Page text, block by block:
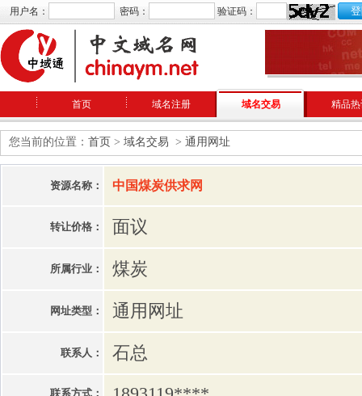
用户名： 密码： 验证码：
首页 域名注册 域名交易 精品
您当前的位置： 首页 > 域名交易 > 通用网址
资源名称： 中国煤炭供求网
转让价格： 面议
所属行业： 煤炭
网址类型： 通用网址
联系人： 石总
联系方式：